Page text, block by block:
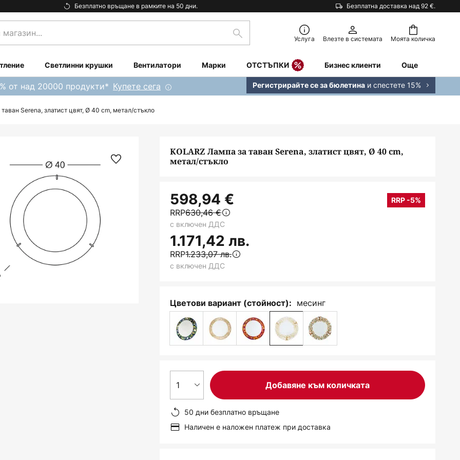
Безплатно връщане в рамките на 50 дни. Безплатна доставка над 92 €.
Моята количка
Търсене Услуга Влезте в системата
Светлинни крушки Вентилатори Марки ОТСТЪПКИ Бизнес клиенти Още
от над 20000 продукти* Купете сега Регистрирайте се за бюлетина и спестете 15%
Serena, златист цвят, Ø 40 cm, метал/стъкло
KOLARZ Лампа за таван Serena, златист цвят, Ø 40 cm,
метал/стъкло
598,94 € RRP -5%
RRP630,46 €
1.171,42 лв.
RRP1.233,07 лв.
с включен ДДС
с включен ДДС
Цветови вариант (стойност): месинг
1 Добавяне към количката
50 дни безплатно връщане
Наличен е наложен платеж при доставка